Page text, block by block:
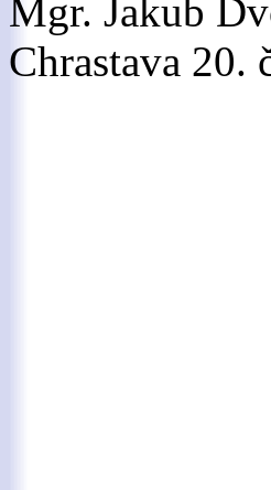
Mgr. Jakub
Chrastava 20.